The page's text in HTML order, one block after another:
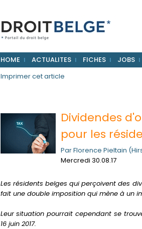
HOME ACTUALITES FICHES JOBS
Imprimer cet article
Dividendes
pour les
Par Florence Pieltain
Mercredi 30.08.17
Les résidents belges qui perçoivent des
fait une double imposition qui mène à un
Leur situation pourrait cependant se
16 juin 2017.